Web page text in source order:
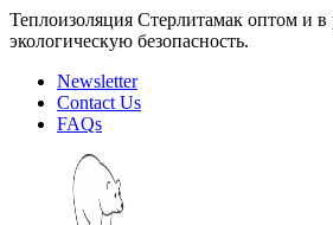
Теплоизоляция Стерлитамак оптом и
экологическую безопасность.
Newsletter
Contact Us
FAQs